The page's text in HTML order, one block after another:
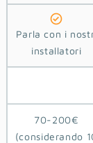
Parla con i
installatori
70-200€
(considerando